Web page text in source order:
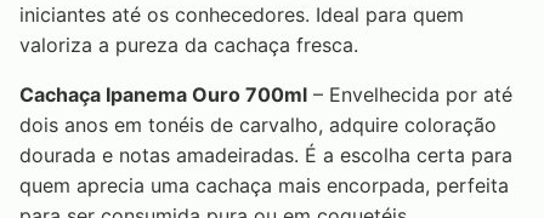
iniciantes até os conhecedores. Ideal para quem
valoriza a pureza da cachaça fresca.
Cachaça Ipanema Ouro 700ml – Envelhecida por até
dois anos em tonéis de carvalho, adquire coloração
dourada e notas amadeiradas. É a escolha certa para
quem aprecia uma cachaça mais encorpada, perfeita